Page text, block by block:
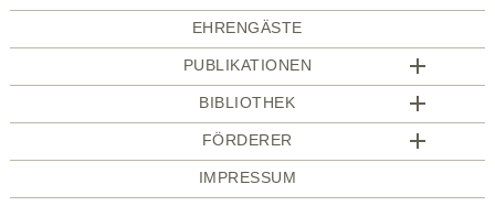
EHRENGÄSTE
PUBLIKATIONEN
BIBLIOTHEK
FÖRDERER
IMPRESSUM